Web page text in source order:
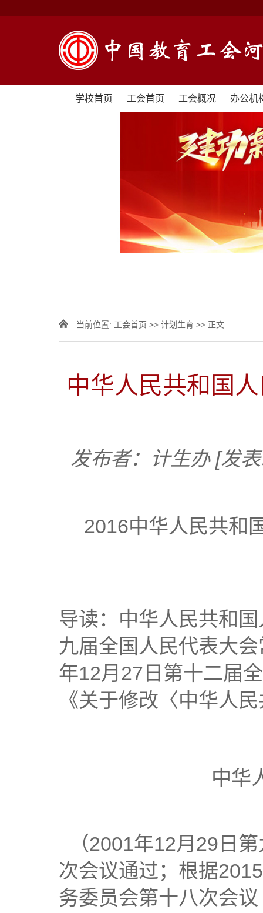
学校首页 工会首页 工会概况 办公机
当前位置: 工会首页 >> 计划生育 >> 正文
中华人民共和国
发布者：计生办 [发
2016中华人民共和
导读：中华人民共和
九届全国人民代表大
年12月27日第十二届
《关于修改〈中华人
中华
（2001年12月29日
次会议通过；根据
务委员会第十八次会